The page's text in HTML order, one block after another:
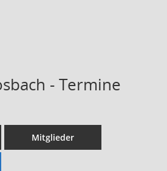
- Termine
Mitglieder